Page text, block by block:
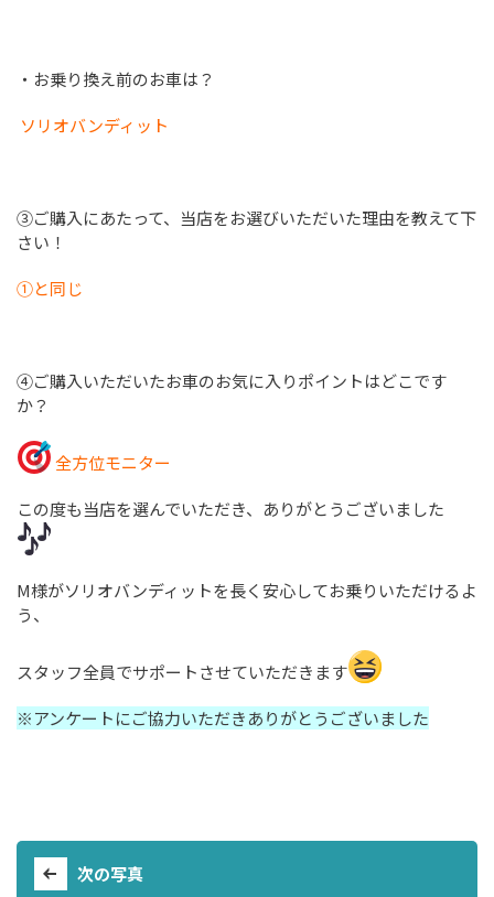
・お乗り換え前のお車は？
ソリオバンディット
③ご購入にあたって、当店をお選びいただいた理由を教えて下
さい！
①と同じ
④ご購入いただいたお車のお気に入りポイントはどこです
か？
全方位モニター
この度も当店を選んでいただき、ありがとうございました
M様がソリオバンディットを長く安心してお乗りいただけるよ
う、
スタッフ全員でサポートさせていただきます
※アンケートにご協力いただきありがとうございました
次の写真